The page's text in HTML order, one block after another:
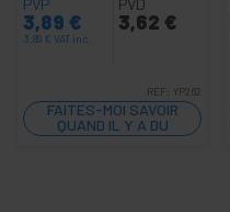
PVP
3,89 €
3,89 € VAT inc.
PVD
3,62 €
REF: YP262
FAITES-MOI SAVOIR
QUAND IL Y A DU
STOCK